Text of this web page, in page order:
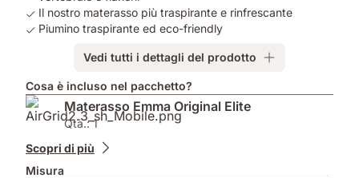
Il nostro materasso più traspirante e rinfrescante
Piumino traspirante ed eco-friendly
Vedi tutti i dettagli del prodotto
Cosa è incluso nel pacchetto?
Materasso Emma Original Elite
Qtà.: 1
Scopri di più
Misura